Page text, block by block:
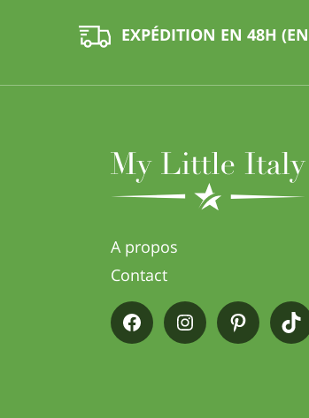
EXPÉDITION EN 48H
A propos
Contact